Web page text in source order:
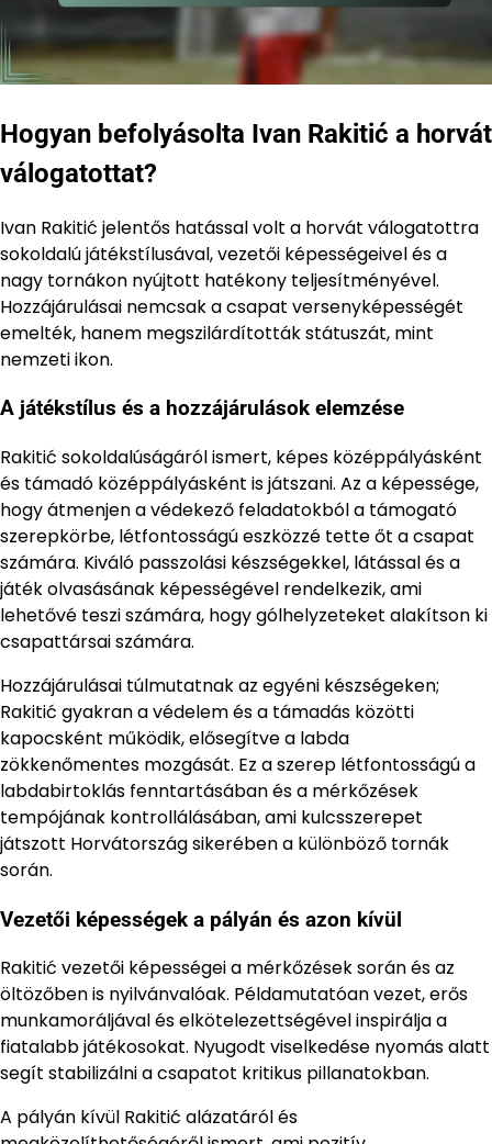
Hogyan befolyásolta Ivan Rakitić a horvát
válogatottat?
Ivan Rakitić jelentős hatással volt a horvát válogatottra
sokoldalú játékstílusával, vezetői képességeivel és a
nagy tornákon nyújtott hatékony teljesítményével.
Hozzájárulásai nemcsak a csapat versenyképességét
emelték, hanem megszilárdították státuszát, mint
nemzeti ikon.
A játékstílus és a hozzájárulások elemzése
Rakitić sokoldalúságáról ismert, képes középpályásként
és támadó középpályásként is játszani. Az a képessége,
hogy átmenjen a védekező feladatokból a támogató
szerepkörbe, létfontosságú eszközzé tette őt a csapat
számára. Kiváló passzolási készségekkel, látással és a
játék olvasásának képességével rendelkezik, ami
lehetővé teszi számára, hogy gólhelyzeteket alakítson ki
csapattársai számára.
Hozzájárulásai túlmutatnak az egyéni készségeken;
Rakitić gyakran a védelem és a támadás közötti
kapocsként működik, elősegítve a labda
zökkenőmentes mozgását. Ez a szerep létfontosságú a
labdabirtoklás fenntartásában és a mérkőzések
tempójának kontrollálásában, ami kulcsszerepet
játszott Horvátország sikerében a különböző tornák
során.
Vezetői képességek a pályán és azon kívül
Rakitić vezetői képességei a mérkőzések során és az
öltözőben is nyilvánvalóak. Példamutatóan vezet, erős
munkamoráljával és elkötelezettségével inspirálja a
fiatalabb játékosokat. Nyugodt viselkedése nyomás alatt
segít stabilizálni a csapatot kritikus pillanatokban.
A pályán kívül Rakitić alázatáról és